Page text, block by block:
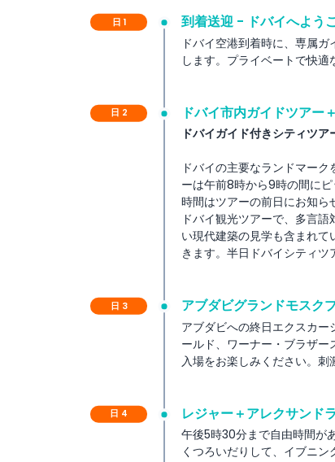
あるショッピングモールやお好みのアトラク
ーで体験をカスタマイズできます。
利用規約
日 1 到着送迎 - ドバイへよう
ドバイ空港到着時に、専属
します。プライベートで快適
日 2 ドバイ市内ガイドツアー
ドバイガイド付きシティツ
ドバイの主要なランドマー
ーは午前8時から9時の間に
時間はツアーの前日にお知
ドバイ観光ツアーで、多言
い現代建築の見学も含まれ
きます。半日ドバイシティツ
日 3 アブダビグランドモスク
アブダビへの終日エクスカ
ールド、ワーナー・ブラザ
入場をお楽しみください。刺
日 4 レジャー＋アレクサンド
午後5時30分まで自由時間が
くつろいだりして、イブニン